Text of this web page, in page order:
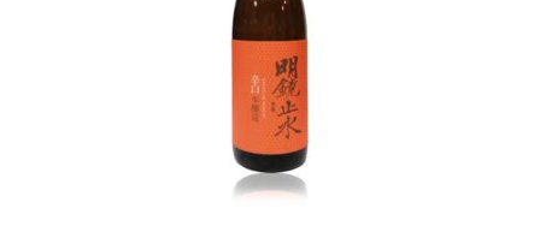
酒楽 掬正のこと
商品
お知らせ